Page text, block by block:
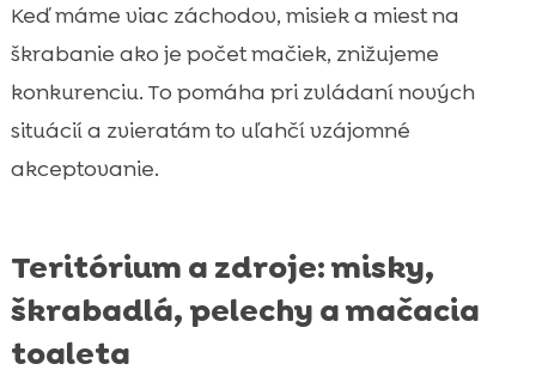
Keď máme viac záchodov, misiek a miest na
škrabanie ako je počet mačiek, znižujeme
konkurenciu. To pomáha pri zvládaní nových
situácií a zvieratám to uľahčí vzájomné
akceptovanie.
Teritórium a zdroje: misky,
škrabadlá, pelechy a mačacia
toaleta